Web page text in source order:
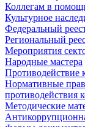
Коллегам в
Культурное
Федеральный
Региональный
Мероприятия
Народные мастера
Противодействие
Нормативные
противодействия
Методические